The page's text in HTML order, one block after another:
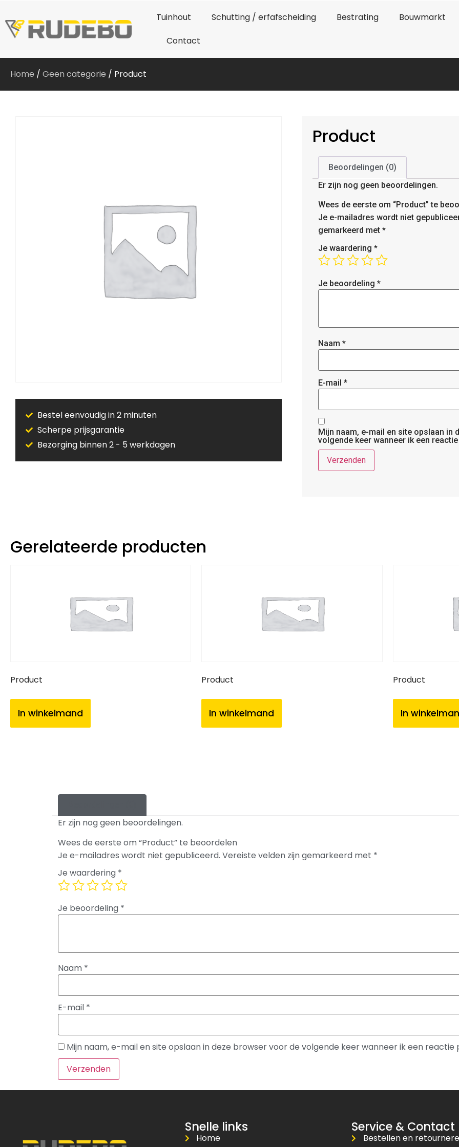
Tuinhout Schutting / erfafscheiding Bestrating
Bouwmarkt
Contact
Home / Geen categorie / Product
Bestel eenvoudig in 2 minuten
Scherpe prijsgarantie
Bezorging binnen 2 - 5 werkdagen
Product
Beoordelingen (0)
Er zijn nog geen beoordelingen.
Wees de eerste om “Product” te
Je e-mailadres wordt niet
gemarkeerd met *
Je waardering *
Je beoordeling *
Naam *
E-mail *
Mijn naam, e-mail en site opslaan in
volgende keer wanneer ik een
Gerelateerde producten
Product
In winkelmand
Product
In winkelmand
Product
In
Er zijn nog geen beoordelingen.
Wees de eerste om “Product” te beoordelen
Je e-mailadres wordt niet gepubliceerd. Vereiste velden zijn gemarkeerd met *
Je waardering *
Je beoordeling *
Naam *
E-mail *
Mijn naam, e-mail en site opslaan in deze browser voor de volgende keer wanneer ik een reactie
Snelle links
Home
Service & Contact
Bestellen en